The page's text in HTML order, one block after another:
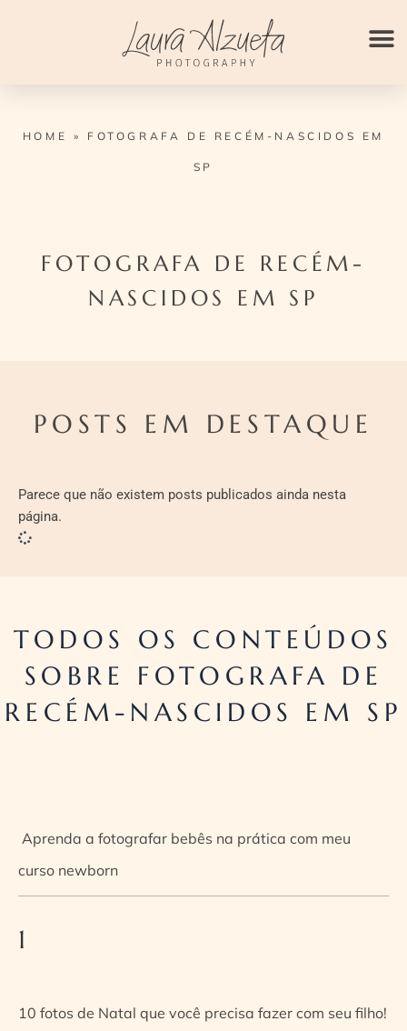
HOME » FOTOGRAFA DE RECÉM-NASCIDOS EM
SP
FOTOGRAFA DE RECÉM-
NASCIDOS EM SP
POSTS EM DESTAQUE
Parece que não existem posts publicados ainda nesta
página.
TODOS OS CONTEÚDOS
SOBRE FOTOGRAFA DE
RECÉM-NASCIDOS EM SP
Aprenda a fotografar bebês na prática com meu
curso newborn
1
10 fotos de Natal que você precisa fazer com seu filho!